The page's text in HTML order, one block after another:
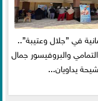
في ”جلال وعتيبة”..
والبروفيسور جمال
شيحة يداويان...